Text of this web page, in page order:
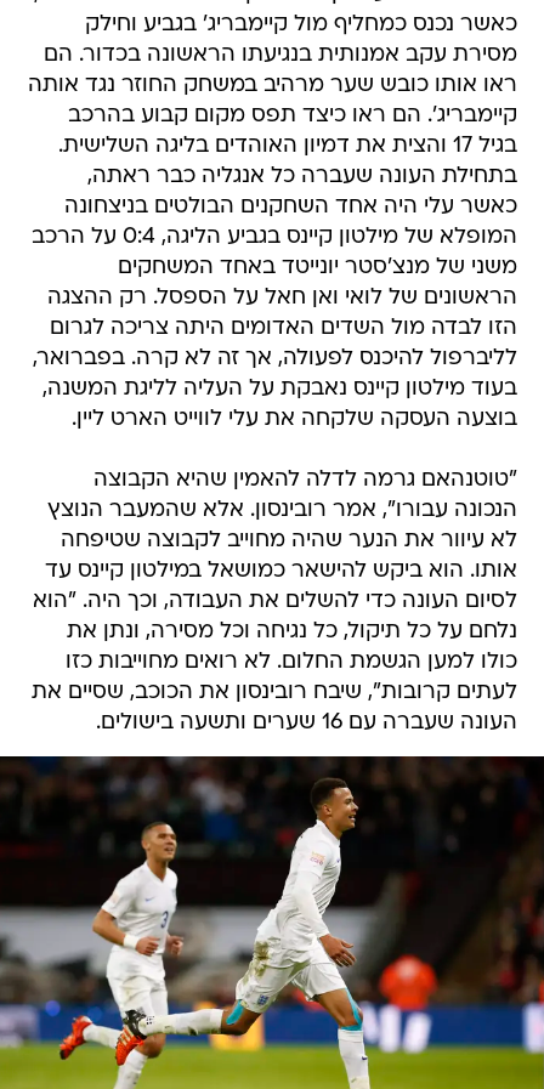
כאשר נכנס כמחליף מול קיימבריג' בגביע וחילק
מסירת עקב אמנותית בנגיעתו הראשונה בכדור. הם
ראו אותו כובש שער מרהיב במשחק החוזר נגד אותה
קיימבריג'. הם ראו כיצד תפס מקום קבוע בהרכב
בגיל 17 והצית את דמיון האוהדים בליגה השלישית.
בתחילת העונה שעברה כל אנגליה כבר ראתה,
כאשר עלי היה אחד השחקנים הבולטים בניצחונה
המופלא של מילטון קיינס בגביע הליגה, 0:4 על הרכב
משני של מנצ'סטר יונייטד באחד המשחקים
הראשונים של לואי ואן חאל על הספסל. רק ההצגה
הזו לבדה מול השדים האדומים היתה צריכה לגרום
לליברפול להיכנס לפעולה, אך זה לא קרה. בפברואר,
בעוד מילטון קיינס נאבקת על העליה לליגת המשנה,
בוצעה העסקה שלקחה את עלי לווייט הארט ליין.
"טוטנהאם גרמה לדלה להאמין שהיא הקבוצה
הנכונה עבורו", אמר רובינסון. אלא שהמעבר הנוצץ
לא עיוור את הנער שהיה מחוייב לקבוצה שטיפחה
אותו. הוא ביקש להישאר כמושאל במילטון קיינס עד
לסיום העונה כדי להשלים את העבודה, וכך היה. "הוא
נלחם על כל תיקול, כל נגיחה וכל מסירה, ונתן את
כולו למען הגשמת החלום. לא רואים מחוייבות כזו
לעתים קרובות", שיבח רובינסון את הכוכב, שסיים את
העונה שעברה עם 16 שערים ותשעה בישולים.